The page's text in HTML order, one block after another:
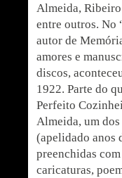
Almeida,
entre outros. No
autor de
amores e
discos,
1922. Parte do
Perfeito
Almeida, um
(apelidado anos
preenchidas
caricaturas,